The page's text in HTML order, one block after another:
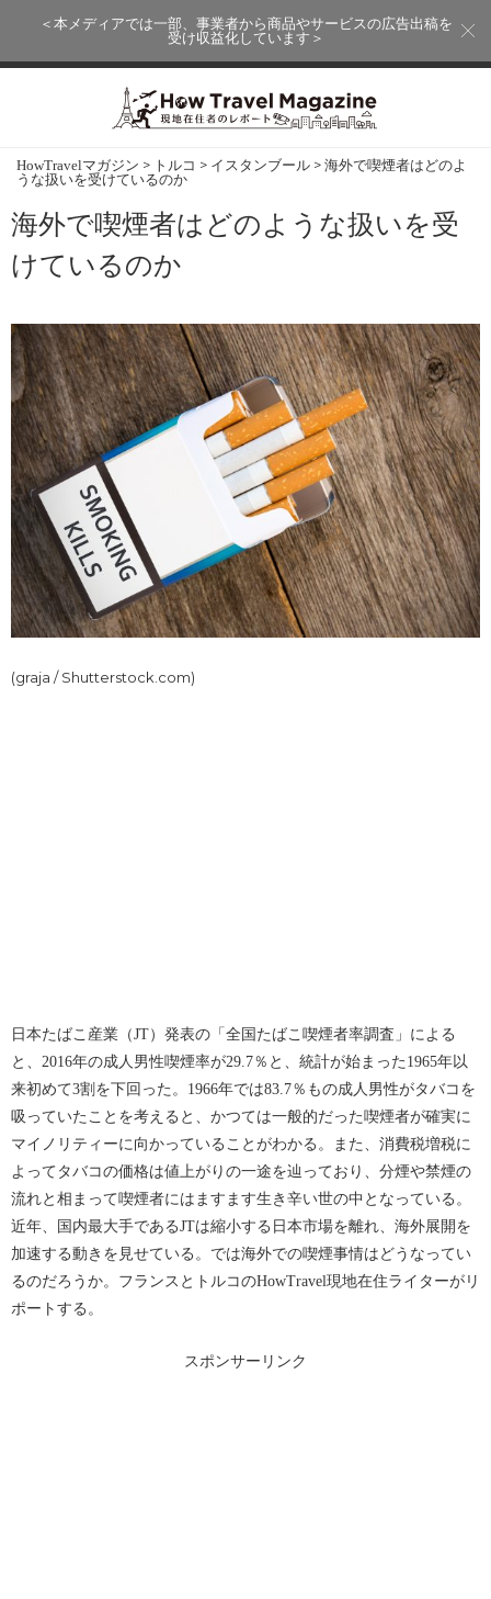
＜本メディアでは一部、事業者から商品やサービスの広告出稿を
受け収益化しています＞
HowTravelマガジン > トルコ > イスタンブール > 海外で喫煙者はどのよ
うな扱いを受けているのか
海外で喫煙者はどのような扱いを受
けているのか
(graja / Shutterstock.com)
日本たばこ産業（JT）発表の「全国たばこ喫煙者率調査」による
と、2016年の成人男性喫煙率が29.7％と、統計が始まった1965年以
来初めて3割を下回った。1966年では83.7％もの成人男性がタバコを
吸っていたことを考えると、かつては一般的だった喫煙者が確実に
マイノリティーに向かっていることがわかる。また、消費税増税に
よってタバコの価格は値上がりの一途を辿っており、分煙や禁煙の
流れと相まって喫煙者にはますます生き辛い世の中となっている。
近年、国内最大手であるJTは縮小する日本市場を離れ、海外展開を
加速する動きを見せている。では海外での喫煙事情はどうなってい
るのだろうか。フランスとトルコのHowTravel現地在住ライターがリ
ポートする。
スポンサーリンク